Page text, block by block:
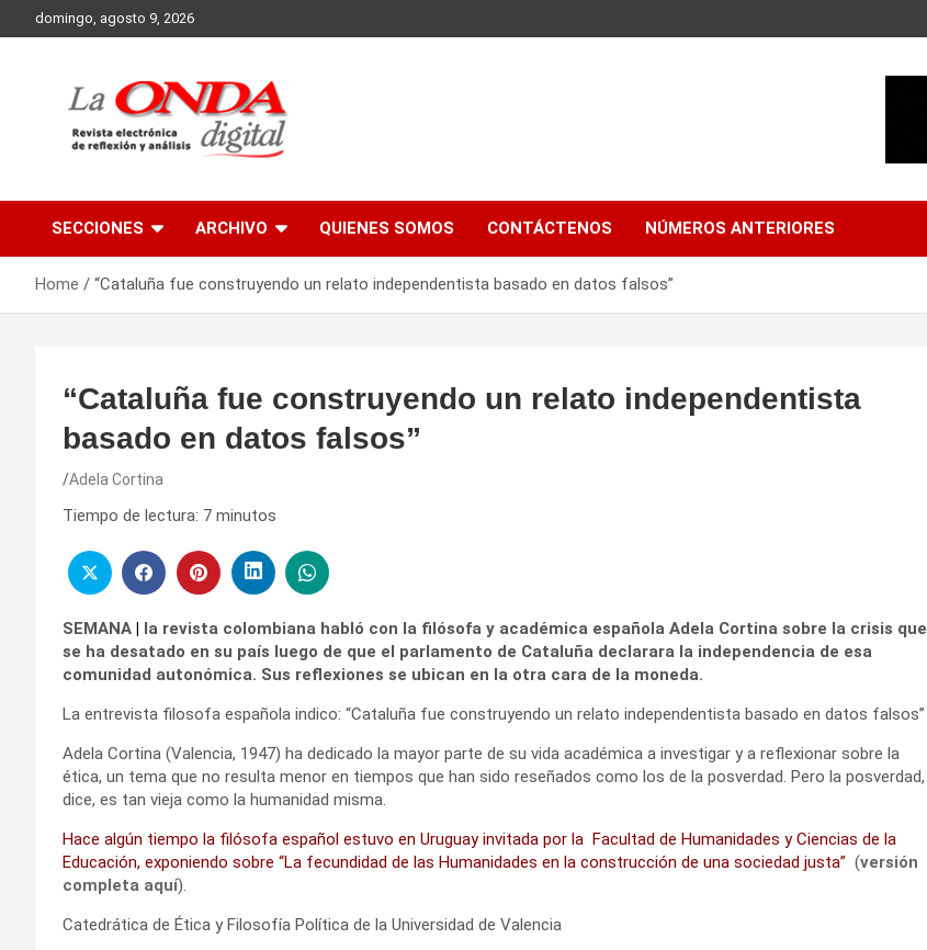
to
domingo, agosto 9, 2026
SECCIONES ARCHIVO QUIENES SOMOS CONTÁCTENOS NÚMEROS ANTERIORES
Home “Cataluña fue construyendo un relato independentista basado en datos falsos”
“Cataluña fue construyendo un relato independentista
basado en datos falsos”
Adela Cortina
Tiempo de lectura: 7 minutos
SEMANA | la revista colombiana habló con la filósofa y académica española Adela Cortina sobre la crisis que
se ha desatado en su país luego de que el parlamento de Cataluña declarara la independencia de esa
comunidad autonómica. Sus reflexiones se ubican en la otra cara de la moneda.
La entrevista filosofa española indico: “Cataluña fue construyendo un relato independentista basado en datos falsos”
Adela Cortina (Valencia, 1947) ha dedicado la mayor parte de su vida académica a investigar y a reflexionar sobre la
ética, un tema que no resulta menor en tiempos que han sido reseñados como los de la posverdad. Pero la posverdad,
dice, es tan vieja como la humanidad misma.
Hace algún tiempo la filósofa español estuvo en Uruguay invitada por la Facultad de Humanidades y Ciencias de la
Educación, exponiendo sobre “La fecundidad de las Humanidades en la construcción de una sociedad justa” (versión
completa aquí).
Catedrática de Ética y Filosofía Política de la Universidad de Valencia